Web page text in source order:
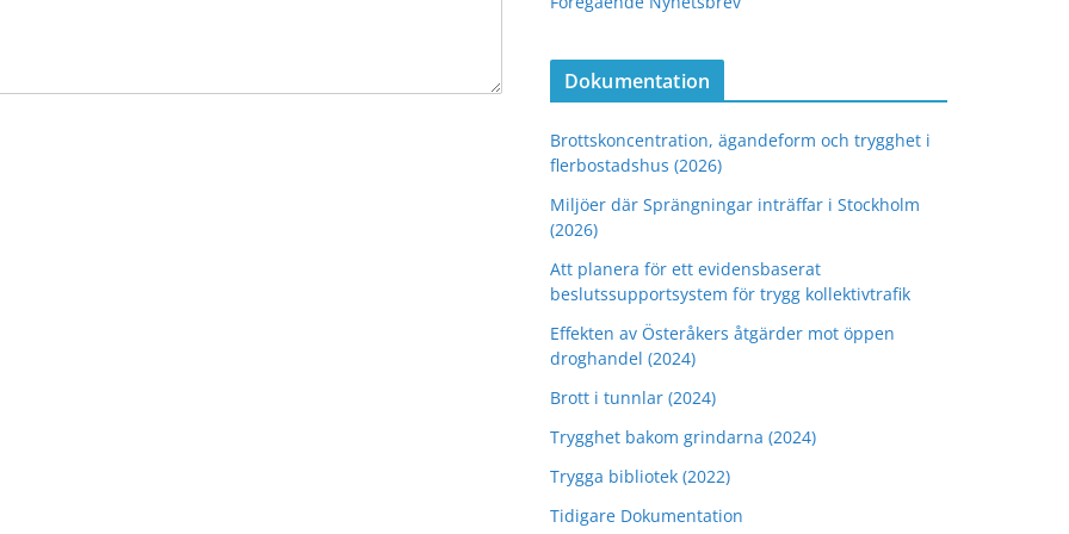
Dokumentation
Brottskoncentration, ägandeform och trygghet i
flerbostadshus (2026)
Miljöer där Sprängningar inträffar i Stockholm
(2026)
Att planera för ett evidensbaserat
beslutssupportsystem för trygg kollektivtrafik
Effekten av Österåkers åtgärder mot öppen
droghandel (2024)
Brott i tunnlar (2024)
Trygghet bakom grindarna (2024)
Trygga bibliotek (2022)
Tidigare Dokumentation